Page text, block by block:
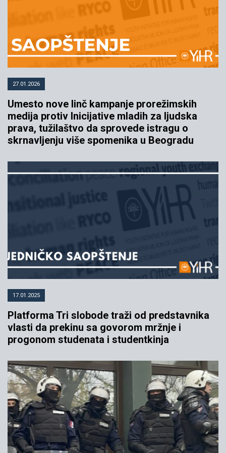
27.01.2026
Umesto nove linč kampanje prorežimskih
medija protiv Inicijative mladih za ljudska
prava, tužilaštvo da sprovede istragu o
skrnavljenju više spomenika u Beogradu
17.01.2025
Platforma Tri slobode traži od predstavnika
vlasti da prekinu sa govorom mržnje i
progonom studenata i studentkinja